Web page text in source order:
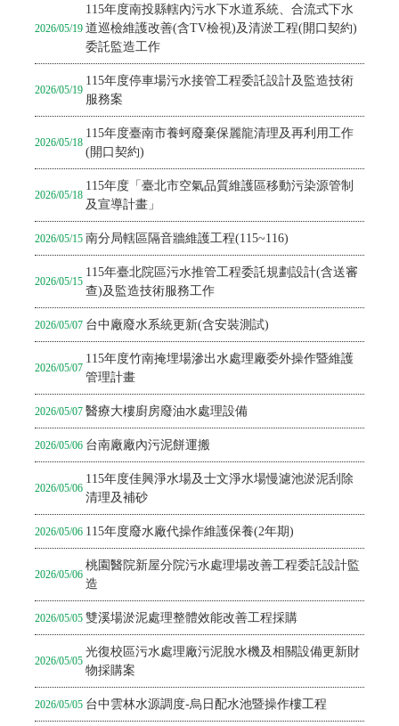
2026/05/19
115年度南投縣轄內污水下水道系統、合流式下水
道巡檢維護改善(含TV檢視)及清淤工程(開口契約)
委託監造工作
2026/05/19
115年度停車場污水接管工程委託設計及監造技術
服務案
2026/05/18
115年度臺南市養蚵廢棄保麗龍清理及再利用工作
(開口契約)
2026/05/18
115年度「臺北市空氣品質維護區移動污染源管制
及宣導計畫」
2026/05/15 南分局轄區隔音牆維護工程(115~116)
2026/05/15
115年臺北院區污水推管工程委託規劃設計(含送審
查)及監造技術服務工作
2026/05/07 台中廠廢水系統更新(含安裝測試)
2026/05/07
115年度竹南掩埋場滲出水處理廠委外操作暨維護
管理計畫
2026/05/07 醫療大樓廚房廢油水處理設備
2026/05/06 台南廠廠內污泥餅運搬
2026/05/06
115年度佳興淨水場及士文淨水場慢濾池淤泥刮除
清理及補砂
2026/05/06 115年度廢水廠代操作維護保養(2年期)
2026/05/06
桃園醫院新屋分院污水處理場改善工程委託設計監
造
2026/05/05 雙溪場淤泥處理整體效能改善工程採購
2026/05/05
光復校區污水處理廠污泥脫水機及相關設備更新財
物採購案
2026/05/05 台中雲林水源調度-烏日配水池暨操作樓工程